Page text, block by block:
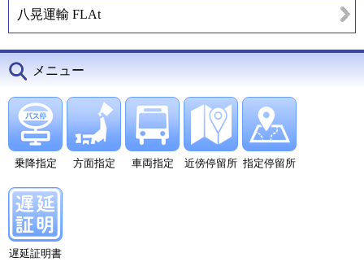
八晃運輸 FLAt
メニュー
乗降指定 方面指定 車両指定 近傍停留所 指定停留所
遅延証明書